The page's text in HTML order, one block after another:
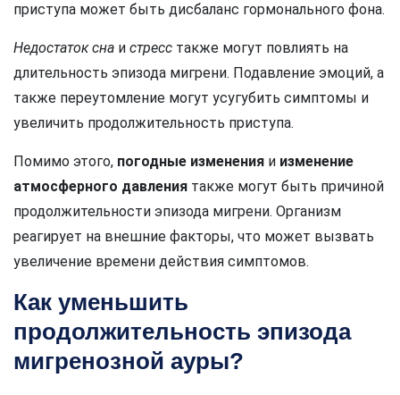
приступа может быть дисбаланс гормонального фона.
Недостаток сна и стресс также могут повлиять на
длительность эпизода мигрени. Подавление эмоций, а
также переутомление могут усугубить симптомы и
увеличить продолжительность приступа.
Помимо этого, погодные изменения и изменение
атмосферного давления также могут быть причиной
продолжительности эпизода мигрени. Организм
реагирует на внешние факторы, что может вызвать
увеличение времени действия симптомов.
Как уменьшить
продолжительность эпизода
мигренозной ауры?